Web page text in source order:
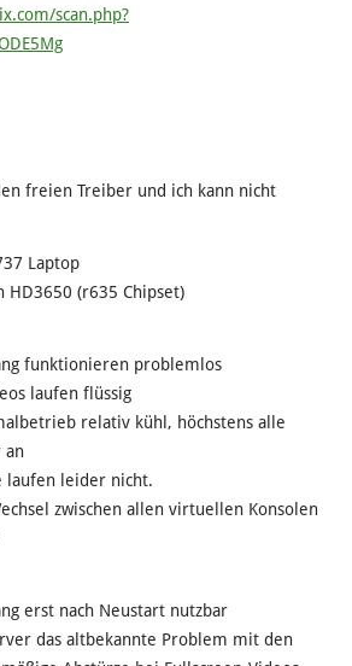
scan.php?
freien Treiber und ich kann nicht
Laptop
HD3650 (r635 Chipset)
funktionieren problemlos
laufen flüssig
relativ kühl, höchstens alle
an
laufen leider nicht.
zwischen allen virtuellen Konsolen
erst nach Neustart nutzbar
das altbekannte Problem mit den